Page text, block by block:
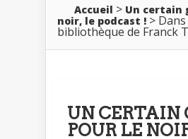
Accueil > Un certain
noir, le podcast ! >
bibliothèque de Franck
UN CERTAIN
POUR LE